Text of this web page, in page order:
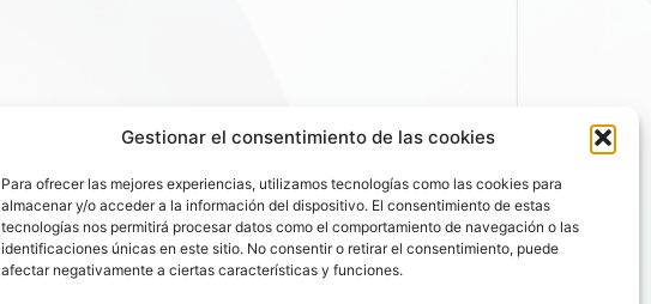
Gestionar el consentimiento de las cookies
Para ofrecer las mejores experiencias, utilizamos tecnologías como las cookies para
almacenar y/o acceder a la información del dispositivo. El consentimiento de estas
tecnologías nos permitirá procesar datos como el comportamiento de navegación o las
identificaciones únicas en este sitio. No consentir o retirar el consentimiento, puede
afectar negativamente a ciertas características y funciones.